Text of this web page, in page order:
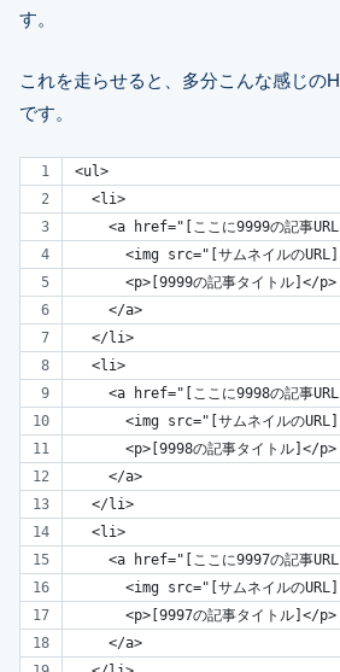
す。
これを走らせると、多分こんな感じの
です。
<ul>
  <li>
<a href="[ここに9999の記事
<img src="[サムネイルの
      <p>[9999の記事タイトル]</p>
    </a>
  </li>
  <li>
<a href="[ここに9998の記事
<img src="[サムネイルの
      <p>[9998の記事タイトル]</p>
    </a>
  </li>
  <li>
<a href="[ここに9997の記事
<img src="[サムネイルの
      <p>[9997の記事タイトル]</p>
    </a>